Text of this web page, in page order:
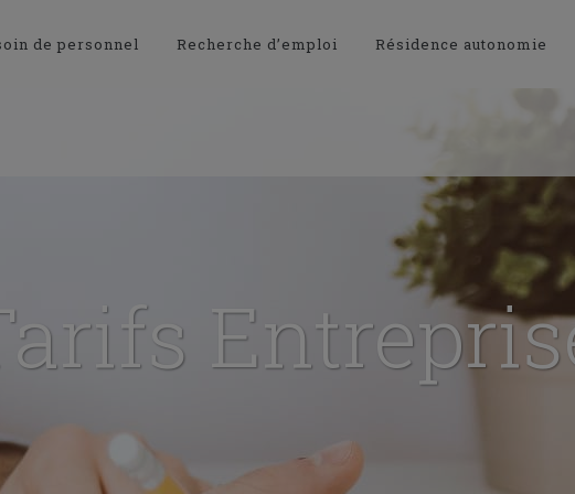
de personnel Recherche d’emploi Résidence autonomie